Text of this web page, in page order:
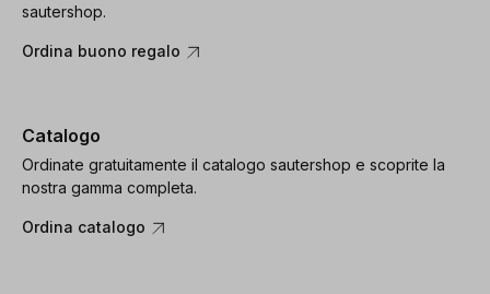
sautershop.
Ordina buono regalo
Catalogo
Ordinate gratuitamente il catalogo sautershop e scoprite la
nostra gamma completa.
Ordina catalogo